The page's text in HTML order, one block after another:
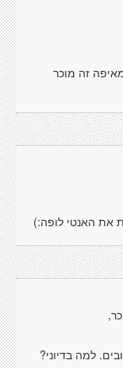
זה מוכר
את האנטי לופה:)
למה בדיוני?